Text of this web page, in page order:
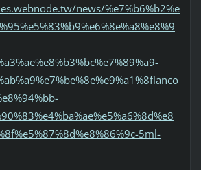
news/%e7%b6%b2%e
5ml-